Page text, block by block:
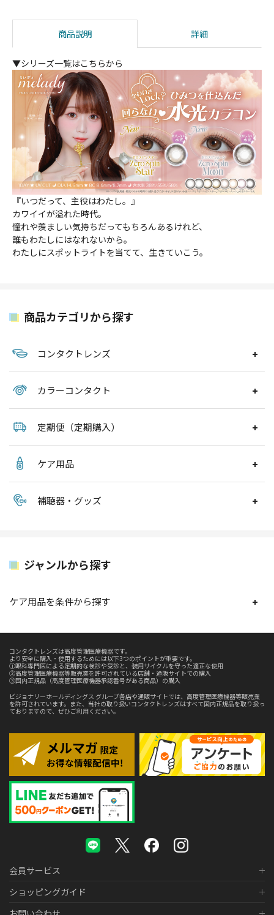
商品説明 詳細
▼シリーズ一覧はこちらから
『いつだって、主役はわたし。』
カワイイが溢れた時代。
憧れや羨ましい気持ちだってもちろんあるけれど、
誰もわたしにはなれないから。
わたしにスポットライトを当てて、生きていこう。
商品カテゴリから探す
コンタクトレンズ
カラーコンタクト
定期便（定期購入）
ケア用品
補聴器・グッズ
ジャンルから探す
ケア用品を条件から探す
コンタクトレンズは高度管理医療機器です。
より安全に購入・使用するためには以下3つのポイントが重要です。
①眼科専門医による定期的な検診や受診と、装用サイクルを守った適正な使用
②高度管理医療機器等販売業を許可されている店舗・通販サイトでの購入
③国内正規品（高度管理医療機器承認番号がある商品）の購入
ビジョナリーホールディングス グループ各店や通販サイトでは、高度管理医療機器等販売業
を許可されています。また、当社の取り扱いコンタクトレンズはすべて国内正規品を取り扱っ
ておりますので、ぜひご利用ください。
会員サービス
ショッピングガイド